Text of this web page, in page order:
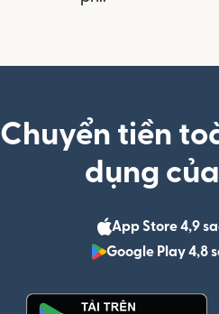
Chuyển tiền
dụng
App Store 4,9
Google Play 4,8